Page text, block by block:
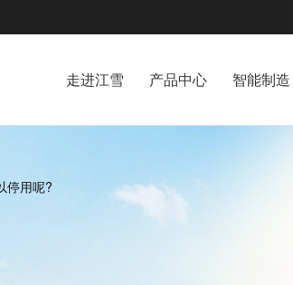
走进江雪 产品中心 智能制造
停用呢?